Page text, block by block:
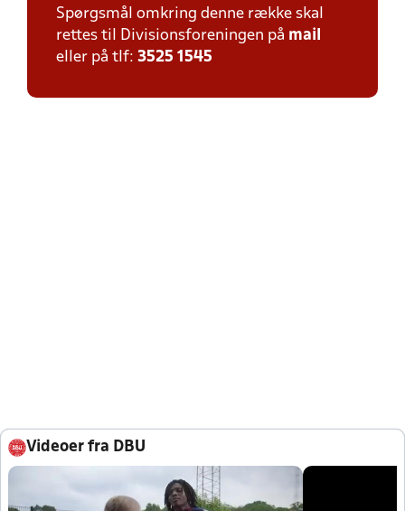
Spørgsmål omkring denne række skal
rettes til Divisionsforeningen på mail
eller på tlf: 3525 1545
Videoer fra DBU